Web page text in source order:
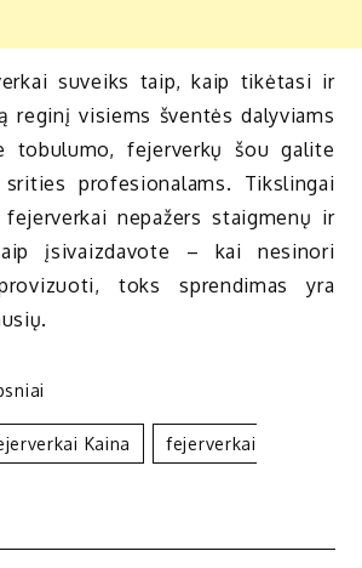
suveiks taip, kaip tikėtasi ir
reginį visiems šventės dalyviams
tobulumo, fejerverkų šou galite
profesionalams. Tikslingai
nepažers staigmenų ir
įsivaizdavote – kai nesinori
toks sprendimas yra
Kaina
Fejerverkai